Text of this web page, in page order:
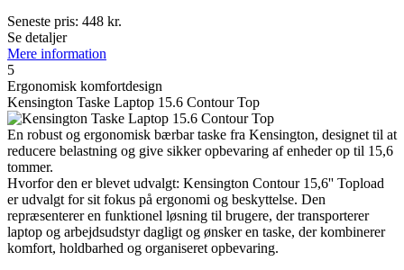
Seneste pris: 448 kr.
Se detaljer
Mere information
5
Ergonomisk komfortdesign
Kensington Taske Laptop 15.6 Contour Top
En robust og ergonomisk bærbar taske fra Kensington, designet til at
reducere belastning og give sikker opbevaring af enheder op til 15,6
tommer.
Hvorfor den er blevet udvalgt: Kensington Contour 15,6'' Topload
er udvalgt for sit fokus på ergonomi og beskyttelse. Den
repræsenterer en funktionel løsning til brugere, der transporterer
laptop og arbejdsudstyr dagligt og ønsker en taske, der kombinerer
komfort, holdbarhed og organiseret opbevaring.